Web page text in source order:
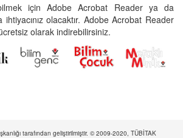
için Adobe Acrobat Reader ya da
olacaktır. Adobe Acrobat Reader
olarak indirebilirsiniz.
tarafından geliştirilmiştir. © 2009-2020, TÜBİTAK